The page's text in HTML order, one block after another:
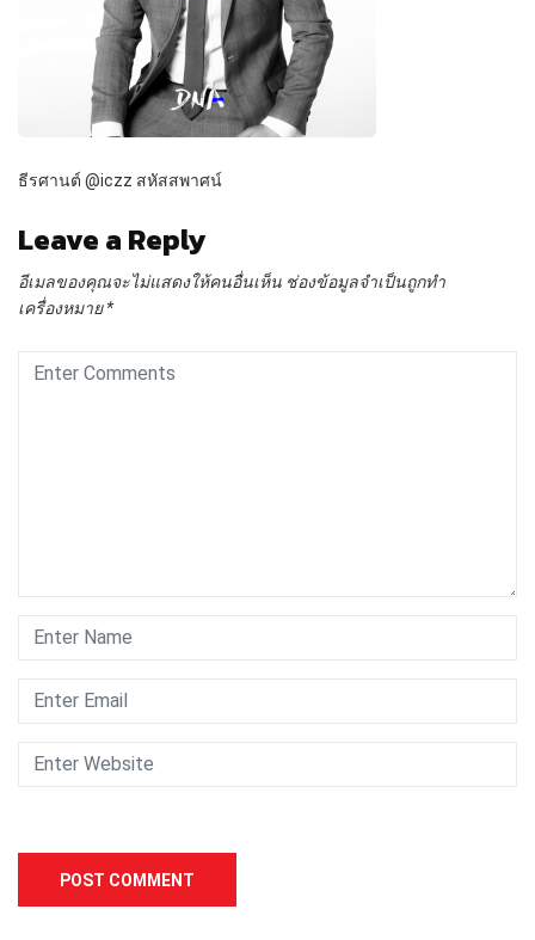
ธีรศานต์ @iczz สหัสสพาศน์
Leave a Reply
อีเมลของคุณจะไม่แสดงให้คนอื่นเห็น ช่องข้อมูลจำเป็นถูกทำ
เครื่องหมาย*